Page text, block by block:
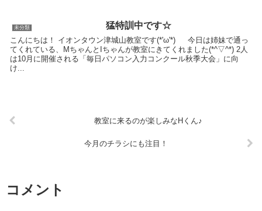
未分類 猛特訓中です☆
こんにちは！ イオンタウン津城山教室です(*'ω'*) 今日は姉妹で通っ
てくれている、MちゃんとIちゃんが教室にきてくれました(*^▽^*) 2人
は10月に開催される「毎日パソコン入力コンクール秋季大会」に向
け...
教室に来るのが楽しみなHくん♪
今月のチラシにも注目！
コメント